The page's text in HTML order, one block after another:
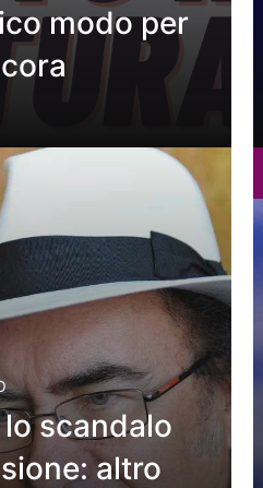
modo per
scandalo
altro